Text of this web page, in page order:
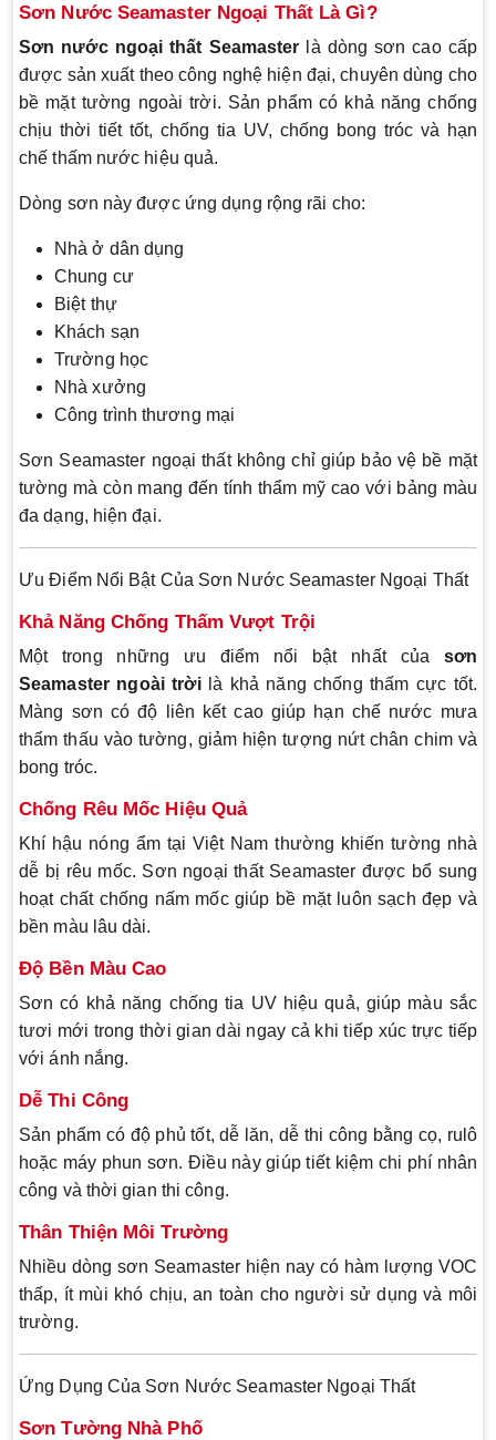
Sơn Nước Seamaster Ngoại Thất Là Gì?
Sơn nước ngoại thất Seamaster là dòng sơn cao cấp
được sản xuất theo công nghệ hiện đại, chuyên dùng cho
bề mặt tường ngoài trời. Sản phẩm có khả năng chống
chịu thời tiết tốt, chống tia UV, chống bong tróc và hạn
chế thấm nước hiệu quả.
Dòng sơn này được ứng dụng rộng rãi cho:
Nhà ở dân dụng
Chung cư
Biệt thự
Khách sạn
Trường học
Nhà xưởng
Công trình thương mại
Sơn Seamaster ngoại thất không chỉ giúp bảo vệ bề mặt
tường mà còn mang đến tính thẩm mỹ cao với bảng màu
đa dạng, hiện đại.
Ưu Điểm Nổi Bật Của Sơn Nước Seamaster Ngoại Thất
Khả Năng Chống Thấm Vượt Trội
Một trong những ưu điểm nổi bật nhất của sơn
Seamaster ngoài trờilà khả năng chống thấm cực tốt.
Màng sơn có độ liên kết cao giúp hạn chế nước mưa
thẩm thấu vào tường, giảm hiện tượng nứt chân chim và
bong tróc.
Chống Rêu Mốc Hiệu Quả
Khí hậu nóng ẩm tại Việt Nam thường khiến tường nhà
dễ bị rêu mốc. Sơn ngoại thất Seamaster được bổ sung
hoạt chất chống nấm mốc giúp bề mặt luôn sạch đẹp và
bền màu lâu dài.
Độ Bền Màu Cao
Sơn có khả năng chống tia UV hiệu quả, giúp màu sắc
tươi mới trong thời gian dài ngay cả khi tiếp xúc trực tiếp
với ánh nắng.
Dễ Thi Công
Sản phẩm có độ phủ tốt, dễ lăn, dễ thi công bằng cọ, rulô
hoặc máy phun sơn. Điều này giúp tiết kiệm chi phí nhân
công và thời gian thi công.
Thân Thiện Môi Trường
Nhiều dòng sơn Seamaster hiện nay có hàm lượng VOC
thấp, ít mùi khó chịu, an toàn cho người sử dụng và môi
trường.
Ứng Dụng Của Sơn Nước Seamaster Ngoại Thất
Sơn Tường Nhà Phố